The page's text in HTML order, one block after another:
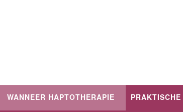
WANNEER HAPTOTHERAPIE